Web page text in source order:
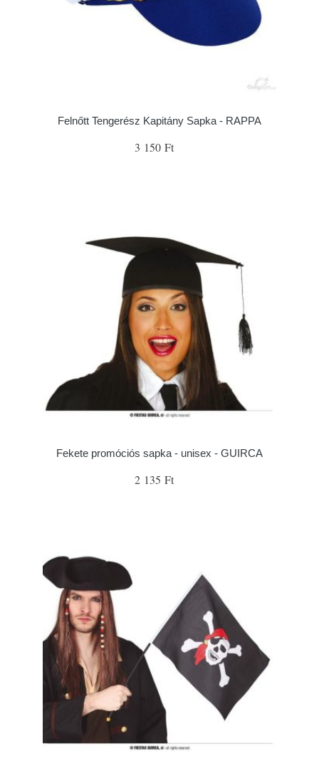
Felnőtt Tengerész Kapitány Sapka - RAPPA
3 150 Ft
Fekete promóciós sapka - unisex - GUIRCA
2 135 Ft